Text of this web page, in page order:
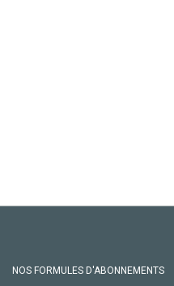
NOS FORMULES D'ABONNEMENTS